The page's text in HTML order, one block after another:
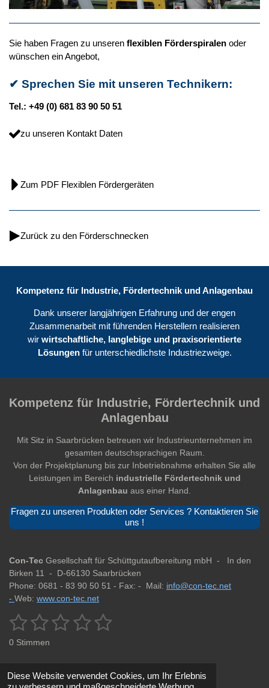
Diese Website verwendet Cookies, um Ihr Erlebnis
Sie haben Fragen zu unseren flexiblen Förderspiralen oder
wünschen ein Angebot,
✔ Sprechen Sie mit unseren Technikern:
Tel.: +49 (0) 681 83 90 50 51
zu unseren Kontakt Daten
Zum PDF Flexiblen Fördergeräten
Zurück zu den Förderschnecken
Kompetenz für Industrie, Fördertechnik und Anlagenbau
Dank unserer langjährigen Erfahrung und der engen
Zusammenarbeit mit führenden Herstellern realisieren
wir wirtschaftliche, langlebige und praxisorientierte
Lösungenfür unterschiedlichste Industriezweige.
Kompetenz für Industrie, Fördertechnik und
Anlagenbau
Mit Sitz in Saarbrücken betreuen wir Industrieunternehmen im
gesamten deutschsprachigen Raum.
Von der Projektplanung bis zur Inbetriebnahme erhalten Sie alle
Leistungen im Bereich industrielle Fördertechnik und
Anlagenbau aus einer Hand.
Fragen zu unseren Produkten oder Services ? Kontaktieren Sie
uns !
Con-Tec Gesellschaft für Schüttgutaufbereitung mbH - In den
Birken 11 - D-66130 Saarbrücken
Phone: 0681 - 83 90 50 51 - Fax: - Mail: info@con-tec.net
- Web: www.con-tec.net
B
e
w
t
1
S
e
2
S
e
3
e
4
e
5
e
u
n
0 Stimmen